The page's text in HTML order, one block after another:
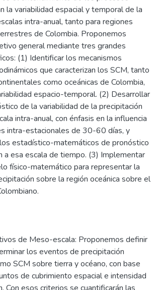
la variabilidad espacial y temporal de la
intra-anual, tanto para regiones
de Colombia. Proponemos
general mediante tres grandes
(1) Identificar los mecanismos
que caracterizan los SCM, tanto
como oceánicas de Colombia,
espacio-temporal. (2) Desarrollar
de la variabilidad de la precipitación
intra-anual, con énfasis en la influencia
intra-estacionales de 30-60 días, y
estadístico-matemáticos de pronóstico
a esa escala de tiempo. (3) Implementar
físico-matemático para representar la
sobre la región oceánica sobre el
de Meso-escala: Proponemos definir
los eventos de precipitación
SCM sobre tierra y océano, con base
de cubrimiento espacial e intensidad